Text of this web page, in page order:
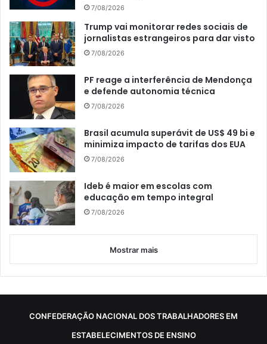
7/08/2026
Trump vai monitorar redes sociais de
jornalistas estrangeiros para dar visto
7/08/2026
PF reage a interferência de Mendonça
e defende autonomia técnica
7/08/2026
Brasil acumula superávit de US$ 49 bi e
minimiza impacto de tarifas dos EUA
7/08/2026
Ideb é maior em escolas com
educação em tempo integral
7/08/2026
Mostrar mais
CONFEDERAÇÃO NACIONAL DOS TRABALHADORES EM
ESTABELECIMENTOS DE ENSINO